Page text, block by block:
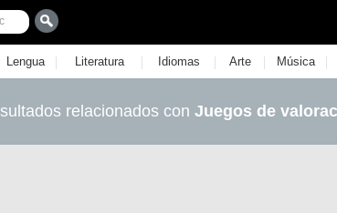
Lengua | Literatura | Idiomas | Arte | Música |
relacionados con Juegos de